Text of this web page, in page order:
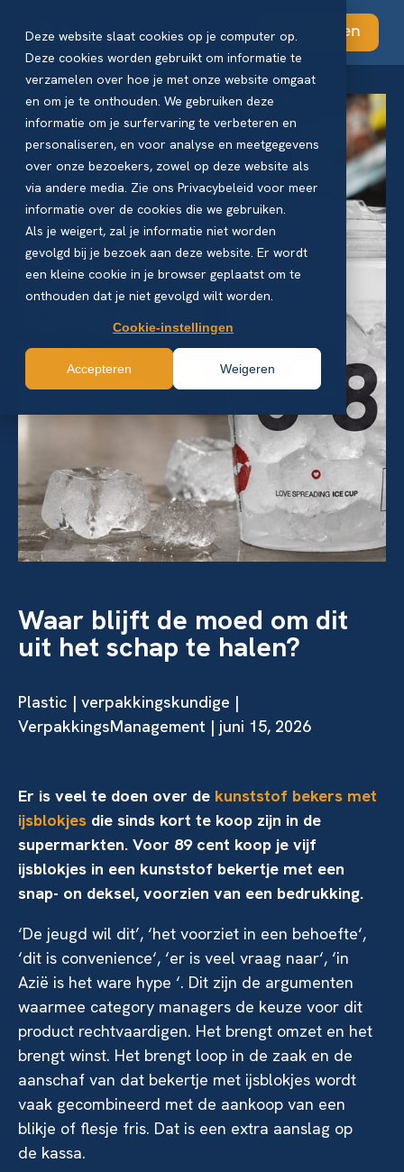
Deze website slaat cookies op je computer op.
Deze cookies worden gebruikt om informatie te
verzamelen over hoe je met onze website omgaat
en om je te onthouden. We gebruiken deze
informatie om je surfervaring te verbeteren en
personaliseren, en voor analyse en meetgegevens
over onze bezoekers, zowel op deze website als
via andere media. Zie ons Privacybeleid voor meer
informatie over de cookies die we gebruiken.
Als je weigert, zal je informatie niet worden
gevolgd bij je bezoek aan deze website. Er wordt
een kleine cookie in je browser geplaatst om te
onthouden dat je niet gevolgd wilt worden.
Cookie-instellingen
Accepteren Weigeren
Abonneren
Waar blijft de moed om dit
uit het schap te halen?
Plastic | verpakkingskundige |
VerpakkingsManagement | juni 15, 2026
Er is veel te doen over de kunststof bekers met
ijsblokjes die sinds kort te koop zijn in de
supermarkten. Voor 89 cent koop je vijf
ijsblokjes in een kunststof bekertje met een
snap- on deksel, voorzien van een bedrukking.
‘De jeugd wil dit’, ‘het voorziet in een behoefte‘,
‘dit is convenience‘, ‘er is veel vraag naar‘, ‘in
Azië is het ware hype ‘. Dit zijn de argumenten
waarmee category managers de keuze voor dit
product rechtvaardigen. Het brengt omzet en het
brengt winst. Het brengt loop in de zaak en de
aanschaf van dat bekertje met ijsblokjes wordt
vaak gecombineerd met de aankoop van een
blikje of flesje fris. Dat is een extra aanslag op
de kassa.